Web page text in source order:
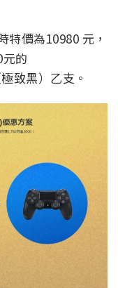
價為10980 元，
的
致黑）乙支。